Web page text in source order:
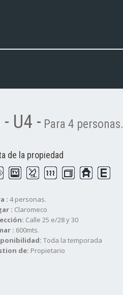
U4 - Para 4 personas.
de la propiedad
: 4 personas.
: Claromeco
Calle 25 e/28 y 30
: 600mts.
Toda la temporada
de: Propietario